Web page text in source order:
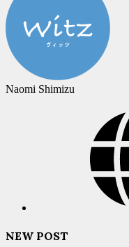
Naomi Shimizu
NEW POST